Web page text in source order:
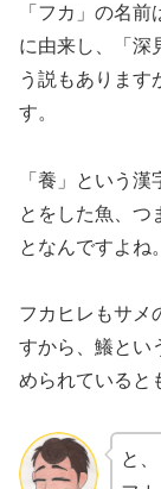
「フカ」の名
に由来し、「深
う説もあります
す。
「養」という
とをした魚、つ
となんですよね。
フカヒレもサメ
すから、鱶とい
められていると
と